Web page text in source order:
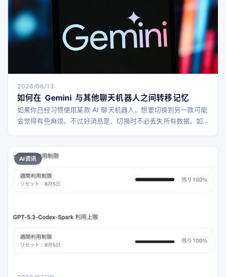
2026/06/13
如何在 Gemini 与其他聊天机器人之间转移记忆
如果你已经习惯使用某款 AI 聊天机器人，想要切换到另一款可能
会觉得有些麻烦。不过好消息是，切换时不必丢失所有数据。如
机器人不仅仅是用来聊天，几乎所有主流 AI 工具都能生成各种内
容，包括照片、视频等。随着 AI 技术越来越智能和强大，你可能
希望无论使用哪款工具，都能保
AI资讯